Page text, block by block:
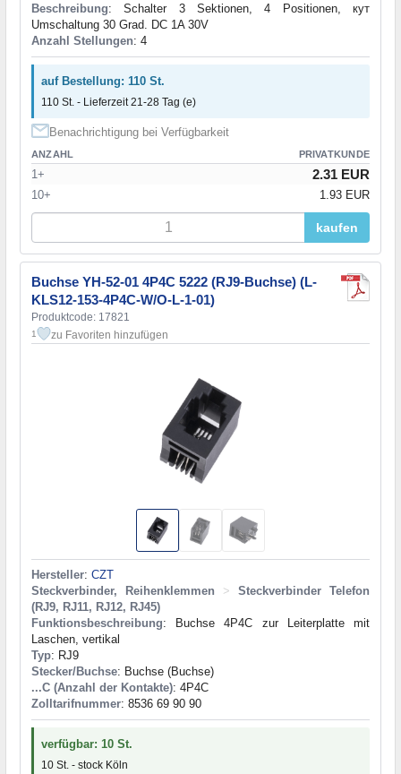
Beschreibung: Schalter 3 Sektionen, 4 Positionen, кут
Umschaltung 30 Grad. DC 1A 30V
Anzahl Stellungen: 4
auf Bestellung: 110 St.
110 St. - Lieferzeit 21-28 Tag (e)
Benachrichtigung bei Verfügbarkeit
ANZAHL PRIVATKUNDE
1+ 2.31 EUR
10+ 1.93 EUR
kaufen
Buchse YH-52-01 4P4C 5222 (RJ9-Buchse) (L-
KLS12-153-4P4C-W/O-L-1-01)
Produktcode: 17821
1 zu Favoriten hinzufügen
Hersteller: CZT
Steckverbinder, Reihenklemmen
>
Steckverbinder Telefon
(RJ9, RJ11, RJ12, RJ45)
Funktionsbeschreibung: Buchse 4P4C zur Leiterplatte mit
Laschen, vertikal
Typ: RJ9
Stecker/Buchse: Buchse (Buchse)
...C (Anzahl der Kontakte): 4P4C
Zolltarifnummer: 8536 69 90 90
verfügbar: 10 St.
10 St. - stock Köln